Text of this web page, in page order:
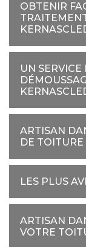
OBTENIR
UN
ARTISAN
DE TOITURE
LES PLUS
ARTISAN
VOTRE